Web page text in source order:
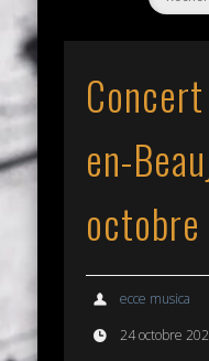
en-
ecce musica
24 octobre